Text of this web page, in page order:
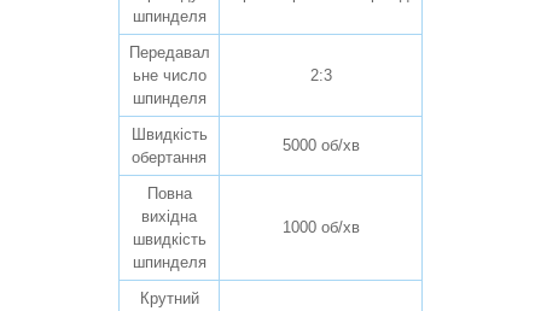
шпинделя
Передавал
ьне число
шпинделя
2:3
Швидкість
обертання
5000 об/хв
Повна
вихідна
швидкість
шпинделя
1000 об/хв
Крутний